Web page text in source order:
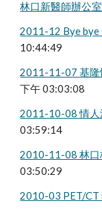
林口新醫師辦公
2011-12 Bye bye
10:44:49
2011-11-07 基隆
下午 03:03:08
2011-10-08 情人
03:59:14
2010-11-08 林口
03:50:29
2010-03 PET/CT